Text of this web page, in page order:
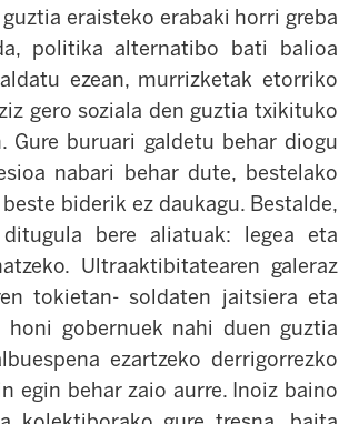
eraisteko erabaki horri greba
politika alternatibo bati balioa
ezean, murrizketak etorriko
gero soziala den guztia txikituko
Gure buruari galdetu behar diogu
nabari behar dute, bestelako
biderik ez daukagu. Bestalde,
bere aliatuak: legea eta
Ultraaktibitatearen galeraz
tokietan- soldaten jaitsiera eta
honi gobernuek nahi duen guztia
ezartzeko derrigorrezko
egin behar zaio aurre. Inoiz baino